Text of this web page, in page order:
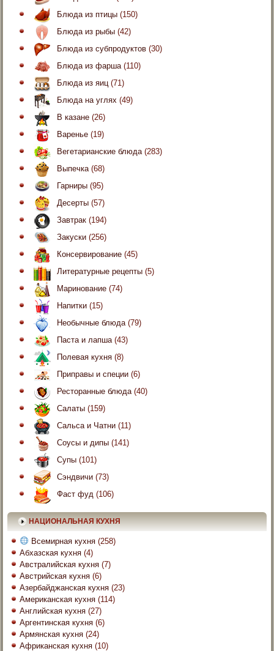
Блюда из птицы (150)
Блюда из рыбы (42)
Блюда из субпродуктов (30)
Блюда из фарша(110)
Блюда из яиц(71)
Блюда на углях (49)
В казане (26)
Варенье (19)
Вегетарианские блюда(283)
Выпечка(68)
Гарниры (95)
Десерты (57)
Завтрак (194)
Закуски (256)
Консервирование (45)
Литературные рецепты (5)
Маринование (74)
Напитки (15)
Необычные блюда(79)
Паста и лапша(43)
Полевая кухня (8)
Приправы и специи (6)
Ресторанные блюда(40)
Салаты (159)
Сальса и Чатни (11)
Соусы и дипы (141)
Супы (101)
Сэндвичи (73)
Фаст фуд (106)
НАЦИОНАЛЬНАЯ КУХНЯ
Всемирная кухня (258)
Абхазская кухня (4)
Австралийская кухня (7)
Австрийская кухня (6)
Азербайджанская кухня (23)
Американская кухня (114)
Английская кухня (27)
Аргентинская кухня (6)
Армянская кухня (24)
Африканская кухня (10)